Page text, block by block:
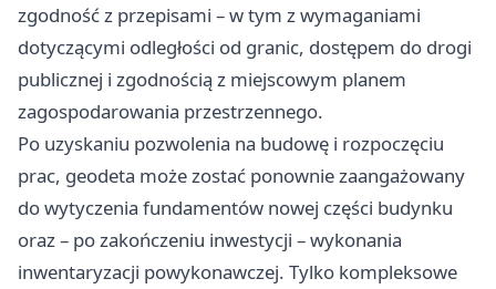
zgodność z przepisami – w tym z wymaganiami
dotyczącymi odległości od granic, dostępem do drogi
publicznej i zgodnością z miejscowym planem
zagospodarowania przestrzennego.
Po uzyskaniu pozwolenia na budowę i rozpoczęciu
prac, geodeta może zostać ponownie zaangażowany
do wytyczenia fundamentów nowej części budynku
oraz – po zakończeniu inwestycji – wykonania
inwentaryzacji powykonawczej. Tylko kompleksowe